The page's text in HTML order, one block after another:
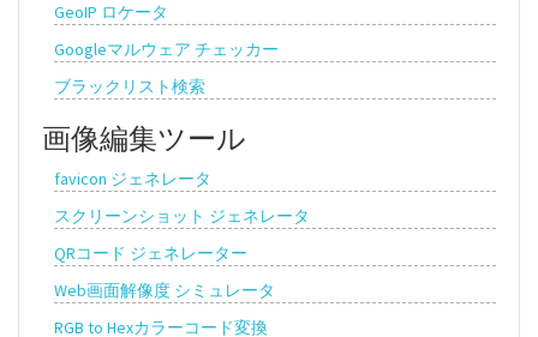
GeoIP ロケータ
Googleマルウェア チェッカー
ブラックリスト検索
画像編集ツール
favicon ジェネレータ
スクリーンショット ジェネレータ
QRコード ジェネレーター
Web画面解像度 シミュレータ
RGB to Hexカラーコード変換